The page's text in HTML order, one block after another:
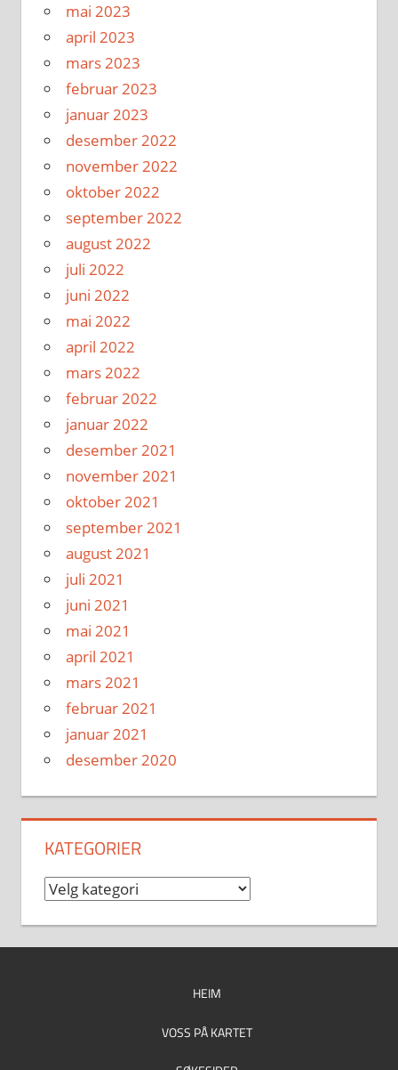
mai 2023
april 2023
mars 2023
februar 2023
januar 2023
desember 2022
november 2022
oktober 2022
september 2022
august 2022
juli 2022
juni 2022
mai 2022
april 2022
mars 2022
februar 2022
januar 2022
desember 2021
november 2021
oktober 2021
september 2021
august 2021
juli 2021
juni 2021
mai 2021
april 2021
mars 2021
februar 2021
januar 2021
desember 2020
KATEGORIER
Kategorier
HEIM
VOSS PÅ KARTET